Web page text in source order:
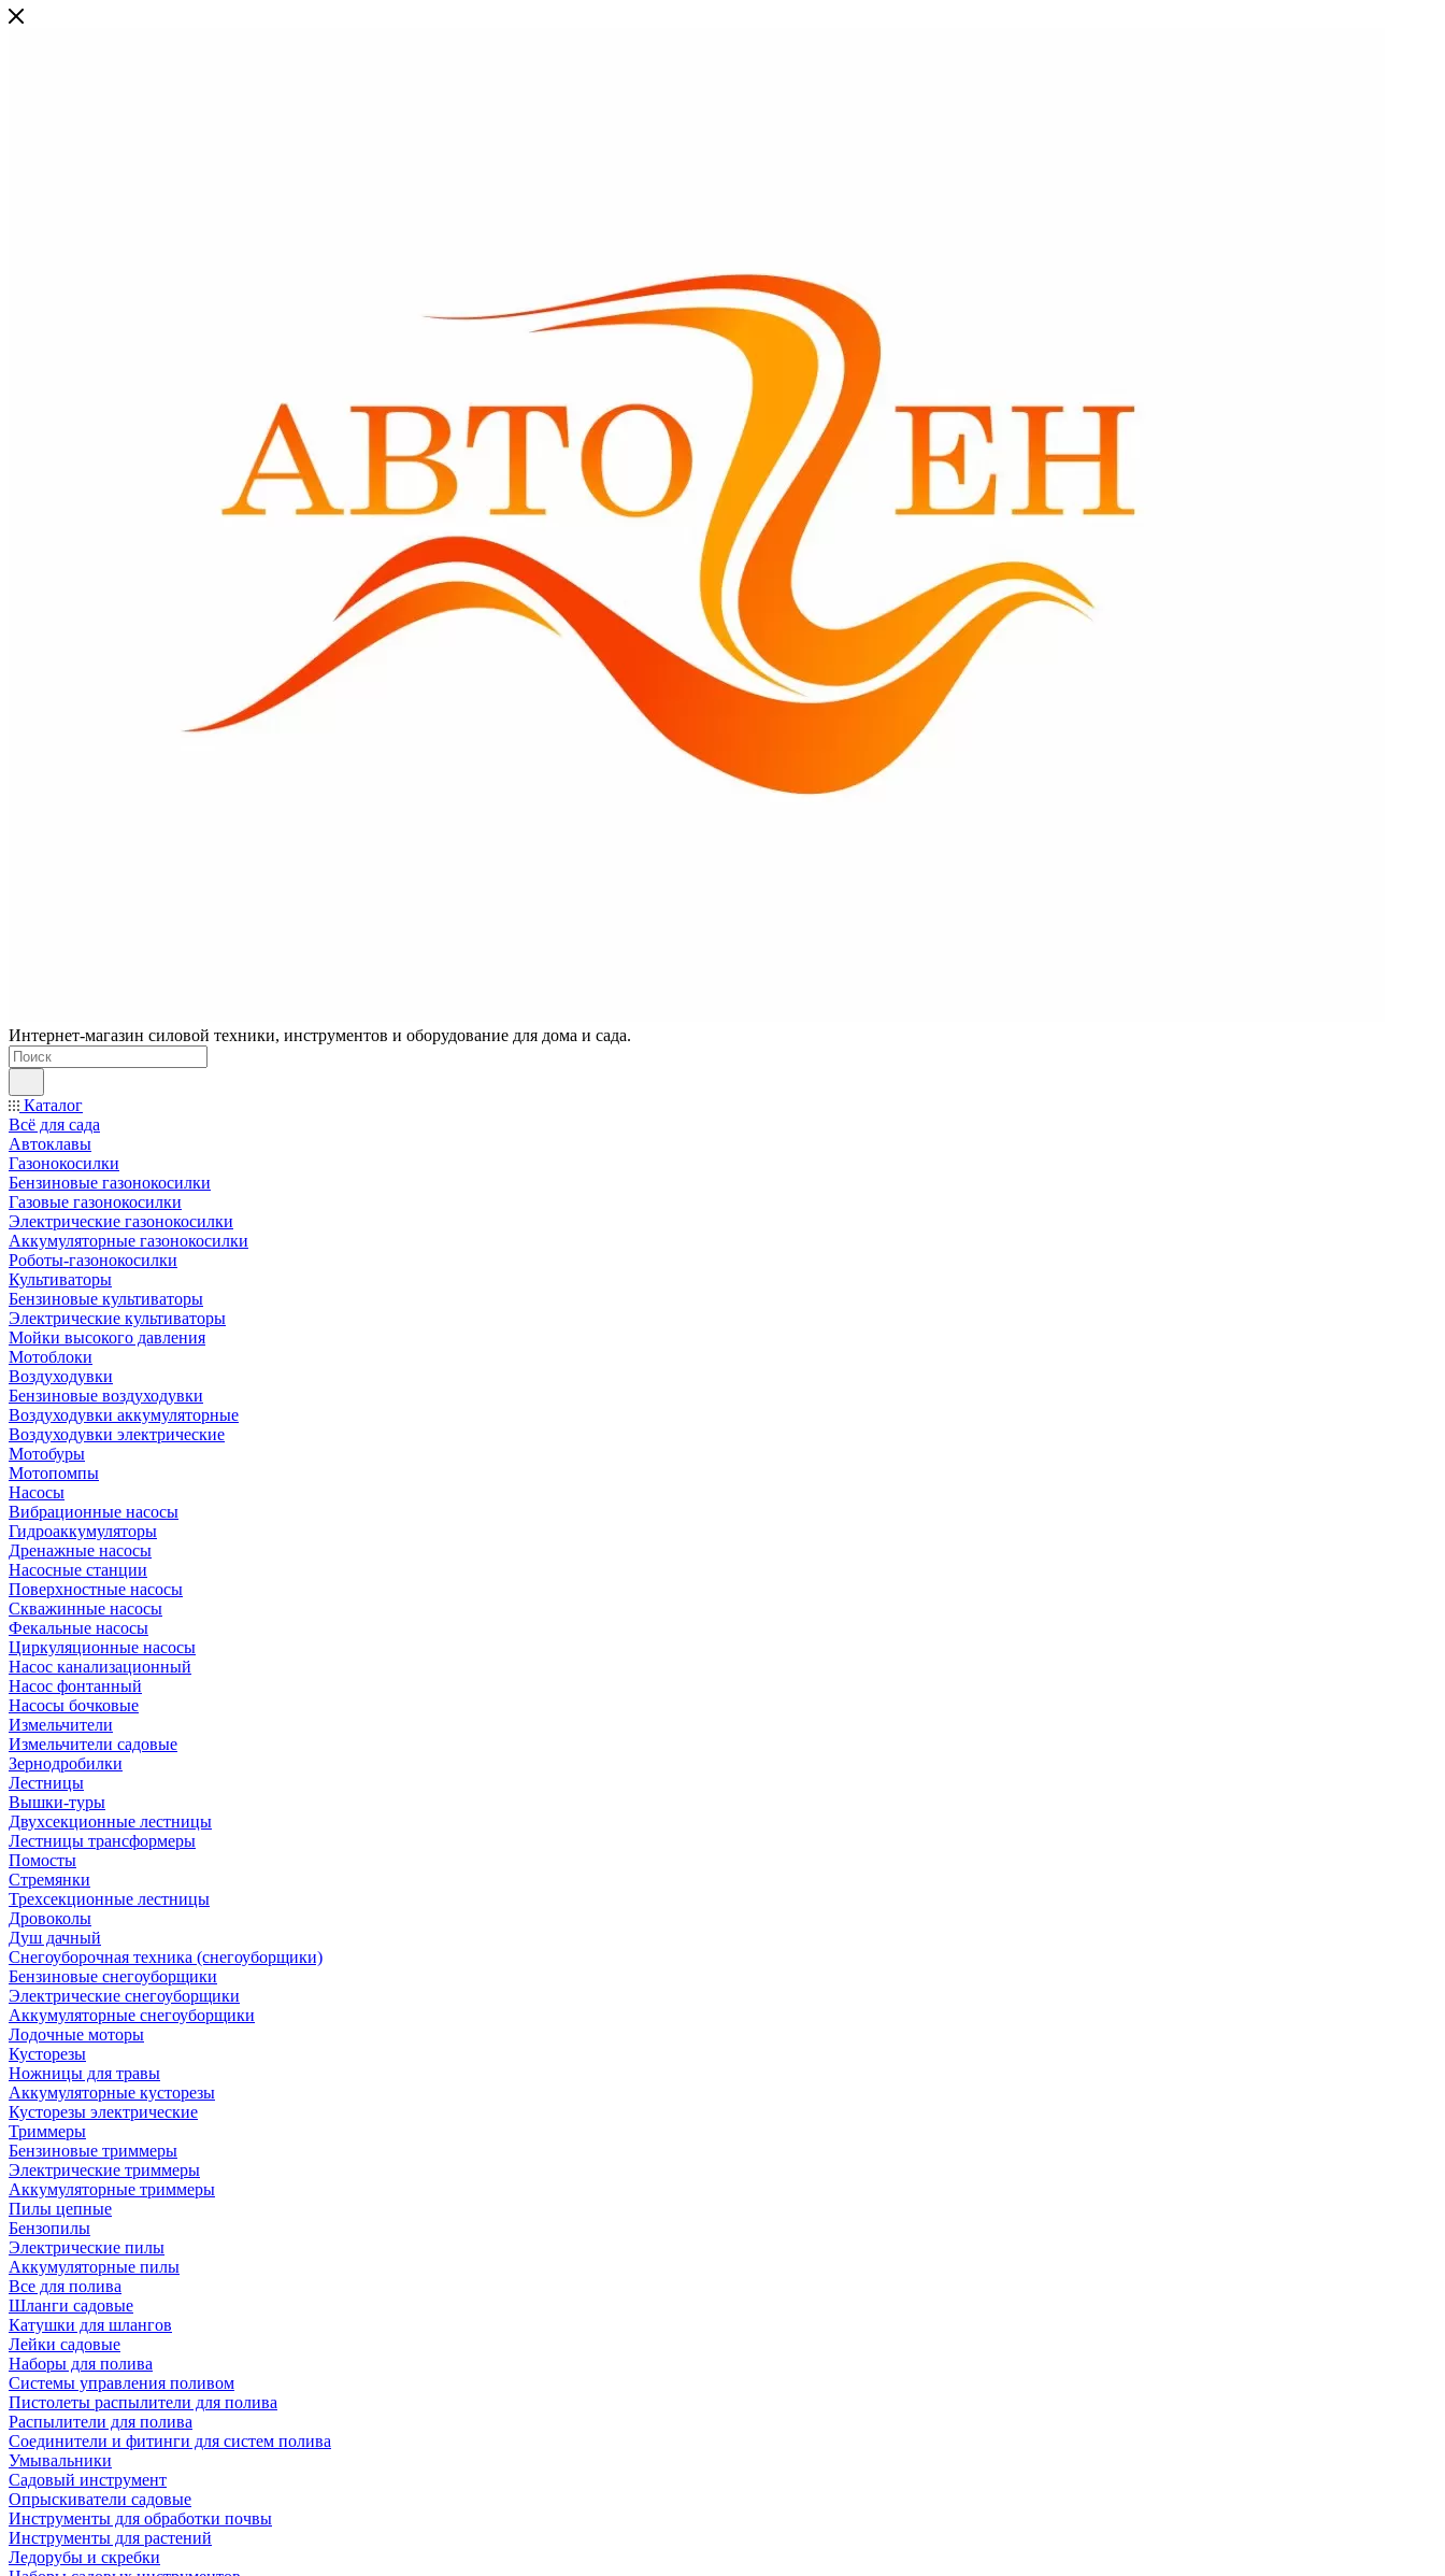
Интернет-магазин силовой техники, инструментов и оборудование для дома и сада.
Каталог
Всё для сада
Автоклавы
Газонокосилки
Бензиновые газонокосилки
Газовые газонокосилки
Электрические газонокосилки
Аккумуляторные газонокосилки
Роботы-газонокосилки
Культиваторы
Бензиновые культиваторы
Электрические культиваторы
Мойки высокого давления
Мотоблоки
Воздуходувки
Бензиновые воздуходувки
Воздуходувки аккумуляторные
Воздуходувки электрические
Мотобуры
Мотопомпы
Насосы
Вибрационные насосы
Гидроаккумуляторы
Дренажные насосы
Насосные станции
Поверхностные насосы
Скважинные насосы
Фекальные насосы
Циркуляционные насосы
Насос канализационный
Насос фонтанный
Насосы бочковые
Измельчители
Измельчители садовые
Зернодробилки
Лестницы
Вышки-туры
Двухсекционные лестницы
Лестницы трансформеры
Помосты
Стремянки
Трехсекционные лестницы
Дровоколы
Душ дачный
Снегоуборочная техника (снегоуборщики)
Бензиновые снегоуборщики
Электрические снегоуборщики
Аккумуляторные снегоуборщики
Лодочные моторы
Кусторезы
Ножницы для травы
Аккумуляторные кусторезы
Кусторезы электрические
Триммеры
Бензиновые триммеры
Электрические триммеры
Аккумуляторные триммеры
Пилы цепные
Бензопилы
Электрические пилы
Аккумуляторные пилы
Все для полива
Шланги садовые
Катушки для шлангов
Лейки садовые
Наборы для полива
Системы управления поливом
Пистолеты распылители для полива
Распылители для полива
Соединители и фитинги для систем полива
Умывальники
Садовый инструмент
Опрыскиватели садовые
Инструменты для обработки почвы
Инструменты для растений
Ледорубы и скребки